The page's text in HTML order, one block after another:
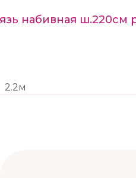
набивная ш.220см
2.2м